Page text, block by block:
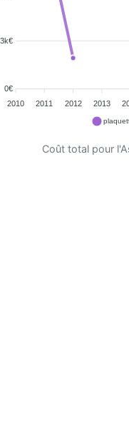
0€
2010
2011 2012 2013
Coût total pour